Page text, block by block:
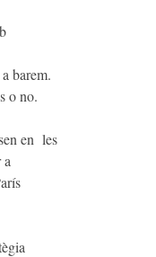
barem.
o no.
en les